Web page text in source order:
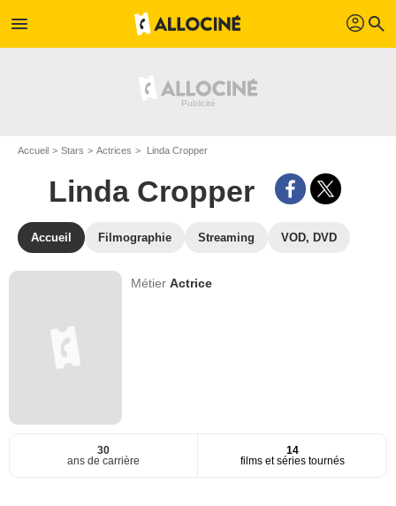
menu profil search
Accueil Stars Actrices Linda Cropper
Linda Cropper
Accueil Filmographie Streaming VOD, DVD
MétierActrice
30
ans de carrière
14
films et séries tournés